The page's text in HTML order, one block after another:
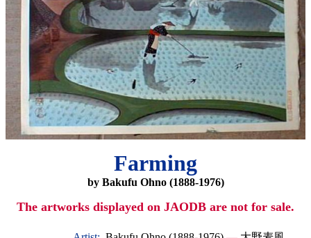
Farming
by Bakufu Ohno (1888-1976)
The artworks displayed on JAODB are not for sale.